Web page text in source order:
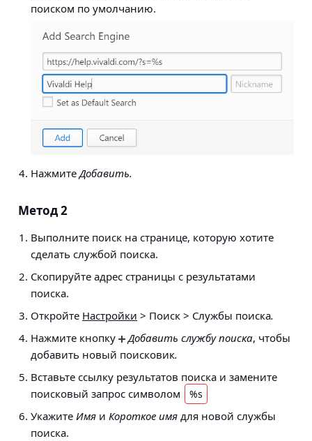
поиском по умолчанию.
НажмитеДобавить.
Метод 2
Выполните поиск на странице, которую хотите
сделать службой поиска.
Скопируйте адрес страницы с результатами
поиска.
Откройте Настройки > Поиск > Службы поиска.
Нажмите кнопку
Добавить службу поиска, чтобы
добавить новый поисковик.
Вставьте ссылку результатов поиска и замените
поисковый запрос символом
%s
Укажите Имя и Короткое имя для новой службы
поиска.